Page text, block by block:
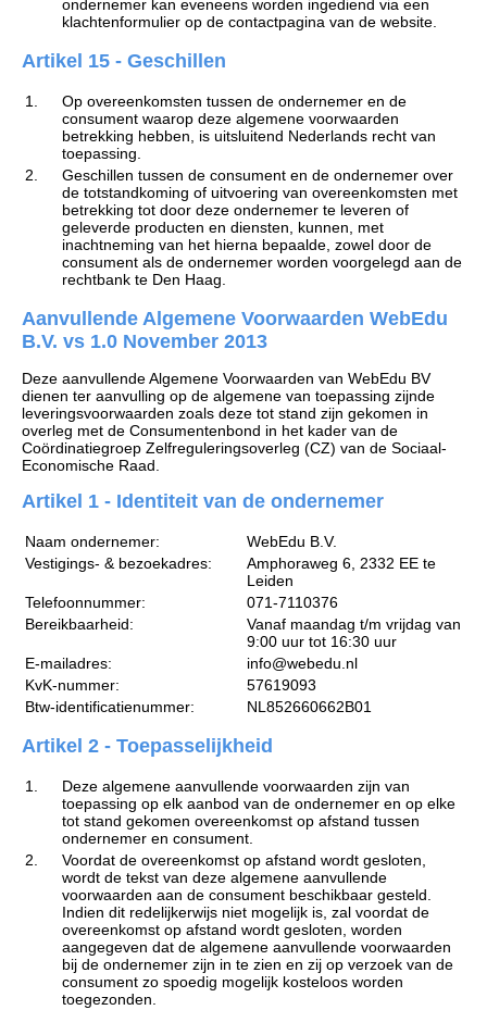
ondernemer kan eveneens worden ingediend via een
klachtenformulier op de contactpagina van de website.
Artikel 15 - Geschillen
1.
Op overeenkomsten tussen de ondernemer en de
consument waarop deze algemene voorwaarden
betrekking hebben, is uitsluitend Nederlands recht van
toepassing.
2.
Geschillen tussen de consument en de ondernemer over
de totstandkoming of uitvoering van overeenkomsten met
betrekking tot door deze ondernemer te leveren of
geleverde producten en diensten, kunnen, met
inachtneming van het hierna bepaalde, zowel door de
consument als de ondernemer worden voorgelegd aan de
rechtbank te Den Haag.
Aanvullende Algemene Voorwaarden WebEdu
B.V. vs 1.0 November 2013
Deze aanvullende Algemene Voorwaarden van WebEdu BV
dienen ter aanvulling op de algemene van toepassing zijnde
leveringsvoorwaarden zoals deze tot stand zijn gekomen in
overleg met de Consumentenbond in het kader van de
Coördinatiegroep Zelfreguleringsoverleg (CZ) van de Sociaal-
Economische Raad.
Artikel 1 - Identiteit van de ondernemer
Naam ondernemer:
WebEdu B.V.
Vestigings- & bezoekadres:
Amphoraweg 6, 2332 EE te
Leiden
Telefoonnummer:
071-7110376
Bereikbaarheid:
Vanaf maandag t/m vrijdag van
9:00 uur tot 16:30 uur
E-mailadres:
info@webedu.nl
KvK-nummer:
57619093
Btw-identificatienummer:
NL852660662B01
Artikel 2 - Toepasselijkheid
1.
Deze algemene aanvullende voorwaarden zijn van
toepassing op elk aanbod van de ondernemer en op elke
tot stand gekomen overeenkomst op afstand tussen
ondernemer en consument.
2.
Voordat de overeenkomst op afstand wordt gesloten,
wordt de tekst van deze algemene aanvullende
voorwaarden aan de consument beschikbaar gesteld.
Indien dit redelijkerwijs niet mogelijk is, zal voordat de
overeenkomst op afstand wordt gesloten, worden
aangegeven dat de algemene aanvullende voorwaarden
bij de ondernemer zijn in te zien en zij op verzoek van de
consument zo spoedig mogelijk kosteloos worden
toegezonden.